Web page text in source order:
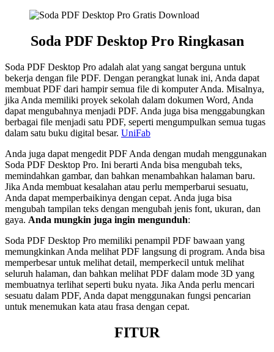
Soda PDF Desktop Pro Ringkasan
Soda PDF Desktop Pro adalah alat yang sangat berguna untuk
bekerja dengan file PDF. Dengan perangkat lunak ini, Anda dapat
membuat PDF dari hampir semua file di komputer Anda. Misalnya,
jika Anda memiliki proyek sekolah dalam dokumen Word, Anda
dapat mengubahnya menjadi PDF. Anda juga bisa menggabungkan
berbagai file menjadi satu PDF, seperti mengumpulkan semua tugas
dalam satu buku digital besar. UniFab
Anda juga dapat mengedit PDF Anda dengan mudah menggunakan
Soda PDF Desktop Pro. Ini berarti Anda bisa mengubah teks,
memindahkan gambar, dan bahkan menambahkan halaman baru.
Jika Anda membuat kesalahan atau perlu memperbarui sesuatu,
Anda dapat memperbaikinya dengan cepat. Anda juga bisa
mengubah tampilan teks dengan mengubah jenis font, ukuran, dan
gaya. Anda mungkin juga ingin mengunduh:
Soda PDF Desktop Pro memiliki penampil PDF bawaan yang
memungkinkan Anda melihat PDF langsung di program. Anda bisa
memperbesar untuk melihat detail, memperkecil untuk melihat
seluruh halaman, dan bahkan melihat PDF dalam mode 3D yang
membuatnya terlihat seperti buku nyata. Jika Anda perlu mencari
sesuatu dalam PDF, Anda dapat menggunakan fungsi pencarian
untuk menemukan kata atau frasa dengan cepat.
FITUR